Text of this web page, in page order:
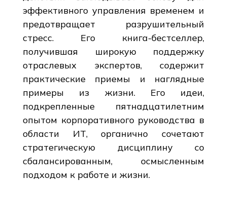
эффективного управления временем и
предотвращает разрушительный
стресс. Его книга-бестселлер,
получившая широкую поддержку
отраслевых экспертов, содержит
практические приемы и наглядные
примеры из жизни. Его идеи,
подкрепленные пятнадцатилетним
опытом корпоративного руководства в
области ИТ, органично сочетают
стратегическую дисциплину со
сбалансированным, осмысленным
подходом к работе и жизни.